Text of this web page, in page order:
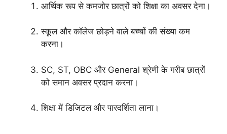
आर्थिक रूप से कमजोर छात्रों को शिक्षा का अवसर देना।
स्कूल और कॉलेज छोड़ने वाले बच्चों की संख्या कम
करना।
SC, ST, OBC और General श्रेणी के गरीब छात्रों
को समान अवसर प्रदान करना।
शिक्षा में डिजिटल और पारदर्शिता लाना।